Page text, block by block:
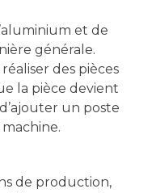
et de
générale.
des pièces
la pièce devient
un poste
de production,